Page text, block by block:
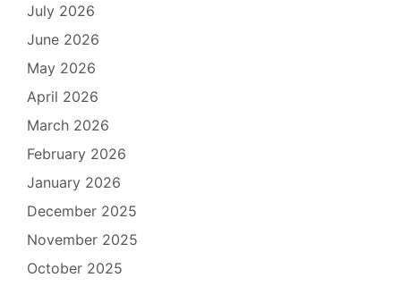
July 2026
June 2026
May 2026
April 2026
March 2026
February 2026
January 2026
December 2025
November 2025
October 2025